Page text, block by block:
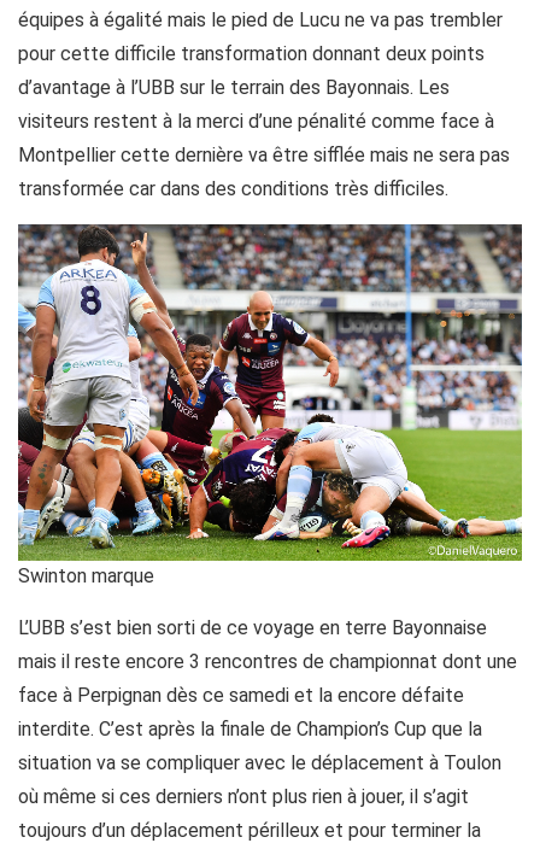
équipes à égalité mais le pied de Lucu ne va pas trembler
pour cette difficile transformation donnant deux points
d’avantage à l’UBB sur le terrain des Bayonnais. Les
visiteurs restent à la merci d’une pénalité comme face à
Montpellier cette dernière va être sifflée mais ne sera pas
transformée car dans des conditions très difficiles.
Swinton marque
L’UBB s’est bien sorti de ce voyage en terre Bayonnaise
mais il reste encore 3 rencontres de championnat dont une
face à Perpignan dès ce samedi et la encore défaite
interdite. C’est après la finale de Champion’s Cup que la
situation va se compliquer avec le déplacement à Toulon
où même si ces derniers n’ont plus rien à jouer, il s’agit
toujours d’un déplacement périlleux et pour terminer la